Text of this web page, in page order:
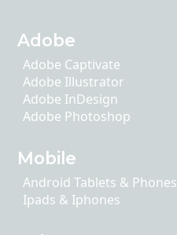
Adobe
Adobe Captivate
Adobe Illustrator
Adobe InDesign
Adobe Photoshop
Mobile
Android Tablets & Phones
Ipads & Iphones